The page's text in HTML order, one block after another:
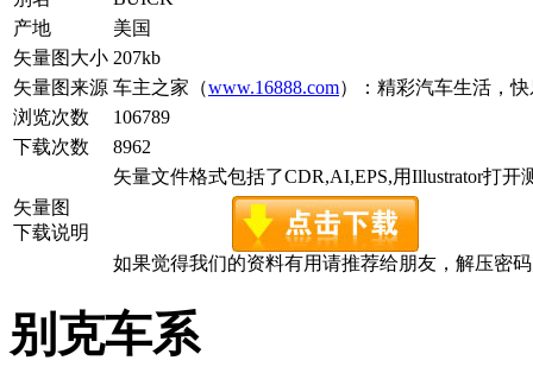
产地
美国
矢量图大小 207kb
矢量图来源 车主之家（www.16888.com）：精彩汽车生活，
浏览次数
106789
下载次数
8962
矢量图
下载说明
矢量文件格式包括了CDR,AI,EPS,用Illustrator打开
如果觉得我们的资料有用请推荐给朋友，解压密码
别克车系